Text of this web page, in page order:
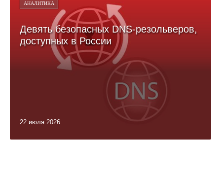
АНАЛИТИКА
Девять безопасных DNS-резольверов,
доступных в России
22 июля 2026